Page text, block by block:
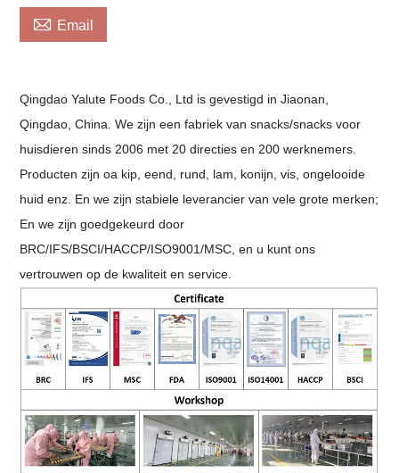
 Email
Qingdao Yalute Foods Co., Ltd is gevestigd in Jiaonan,
Qingdao, China. We zijn een fabriek van snacks/snacks voor
huisdieren sinds 2006 met 20 directies en 200 werknemers.
Producten zijn oa kip, eend, rund, lam, konijn, vis, ongelooide
huid enz. En we zijn stabiele leverancier van vele grote merken;
En we zijn goedgekeurd door
BRC/IFS/BSCI/HACCP/ISO9001/MSC, en u kunt ons
vertrouwen op de kwaliteit en service.